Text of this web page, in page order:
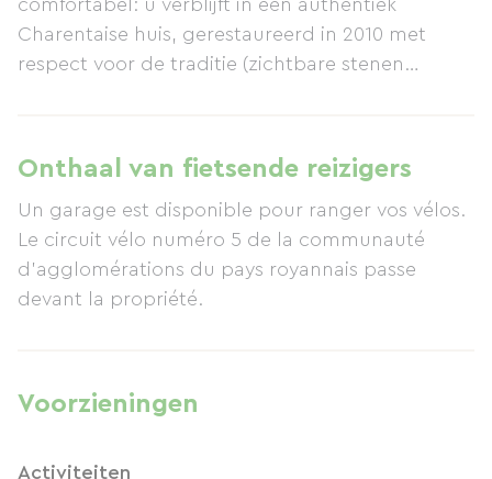
comfortabel: u verblijft in een authentiek
Charentaise huis, gerestaureerd in 2010 met
respect voor de traditie (zichtbare stenen
Ook buiten is het heerlijk vertoeven: twee
terrassen, een barbecue, een weide voor al uw
activiteiten, een badmintonveld en meer. Ideaal
gelegen op het schiereiland Arvert voor een
actieve vakantie: ontdek Royan, het Coubre-bos,
La Palmyre, het Île d'Oléron, oesterkwekerijen,
paardrijden en nog veel meer.
Onthaal van fietsende reizigers
Un garage est disponible pour ranger vos vélos.
Le circuit vélo numéro 5 de la communauté
d’agglomérations du pays royannais passe
devant la propriété.
Voorzieningen
Activiteiten